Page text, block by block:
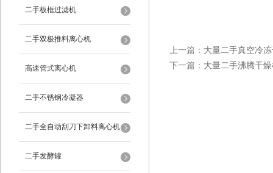
二手板框过滤机
二手双极推料离心机
高速管式离心机
二手不锈钢冷凝器
二手全自动刮刀下卸料离心机
二手发酵罐
上一篇： 大量二手真空冷
下一篇： 大量二手沸腾干